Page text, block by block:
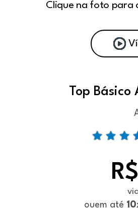
Clique na foto para
Top Básico
ouem até